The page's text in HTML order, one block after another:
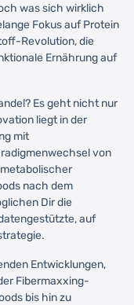
was sich wirklich
Fokus auf Protein
Revolution, die
Ernährung auf
Es geht nicht nur
liegt in der
mit
von
nach dem
Dir die
auf
Entwicklungen,
Fibermaxxing-
bis hin zu